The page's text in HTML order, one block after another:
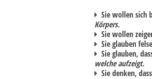
Sie wollen sich
Körpers.
Sie wollen
Sie glauben
Sie glauben,
welche aufzeigt.
Sie denken,